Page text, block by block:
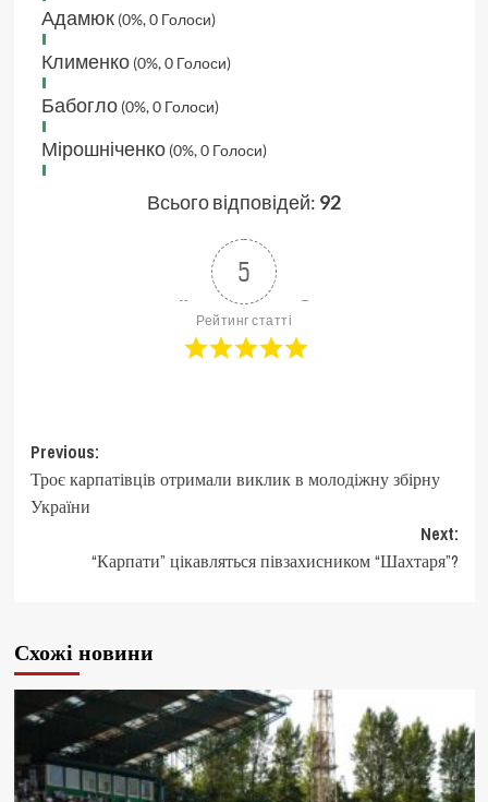
Адамюк (0%, 0 Голоси)
Клименко (0%, 0 Голоси)
Бабогло (0%, 0 Голоси)
Мірошніченко (0%, 0 Голоси)
Всього відповідей: 92
5
Рейтинг статті
Post
navigation
Previous:
Троє карпатівців отримали виклик в молодіжну збірну
України
Next:
“Карпати” цікавляться півзахисником “Шахтаря”?
Схожі новини